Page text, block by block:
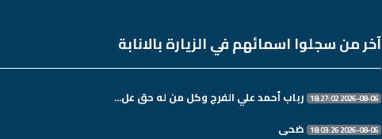
آخر من سجلوا اسمائهم في الزيارة بالانابة
2026-08-06 18:27:02 رباب أحمد علي الفرج وكل من له حق عل...
2026-08-06 18:03:26 ضحى